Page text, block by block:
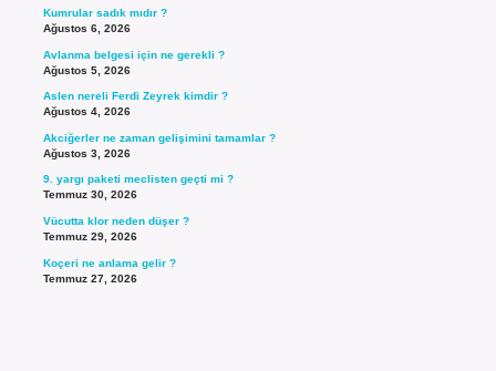
Kumrular sadık mıdır ?
Ağustos 6, 2026
Avlanma belgesi için ne gerekli ?
Ağustos 5, 2026
Aslen nereli Ferdi Zeyrek kimdir ?
Ağustos 4, 2026
Akciğerler ne zaman gelişimini tamamlar ?
Ağustos 3, 2026
9. yargı paketi meclisten geçti mi ?
Temmuz 30, 2026
Vücutta klor neden düşer ?
Temmuz 29, 2026
Koçeri ne anlama gelir ?
Temmuz 27, 2026